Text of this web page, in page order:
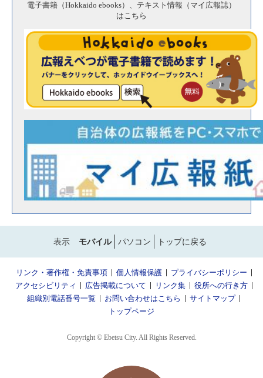
電子書籍（Hokkaido ebooks）、テキスト情報（マイ広報誌）
はこちら
表示 モバイル パソコン トップに戻る
リンク・著作権・免責事項 個人情報保護
プライバシーポリシー
アクセシビリティ
広告掲載について リンク集
役所への行き方
組織別電話番号一覧
お問い合わせはこちら
サイトマップ
トップページ
Copyright © Ebetsu City. All Rights Reserved.